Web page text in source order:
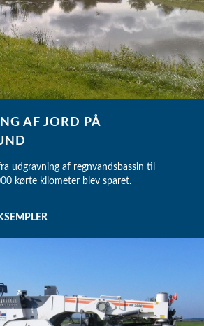
AF JORD PÅ
udgravning af regnvandsbassin til
kørte kilometer blev sparet.